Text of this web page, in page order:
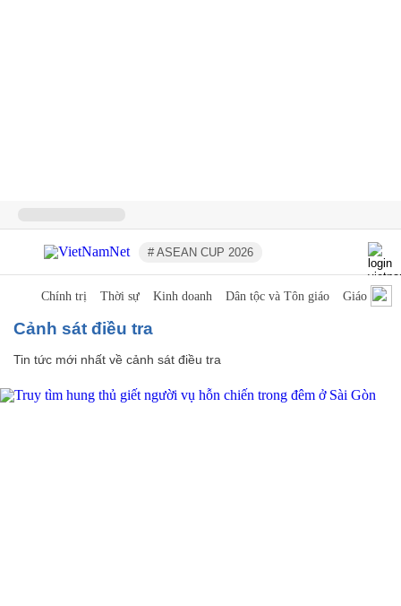
# ASEAN CUP 2026
Chính trị Thời sự Kinh doanh Dân tộc và Tôn giáo Giáo dục
cảnh sát điều tra
Tin tức mới nhất về cảnh sát điều tra